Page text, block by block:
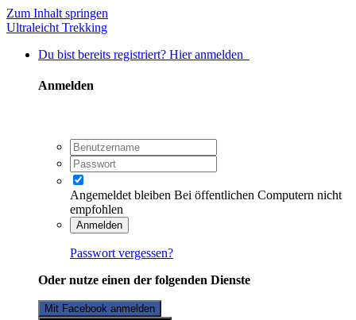
Zum Inhalt springen
Ultraleicht Trekking
Du bist bereits registriert? Hier anmelden
Anmelden
Angemeldet bleiben Bei öffentlichen Computern nicht
empfohlen
Anmelden
Passwort vergessen?
Oder nutze einen der folgenden Dienste
Mit Facebook anmelden